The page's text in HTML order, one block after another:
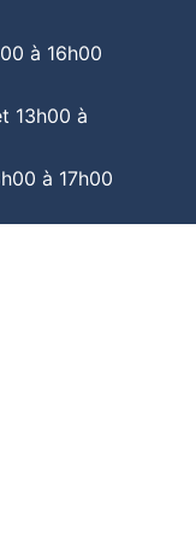
à 16h00
13h00 à
à 17h00